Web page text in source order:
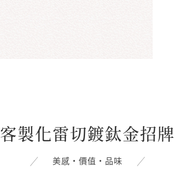
客製化雷切鍍鈦金招牌
美感‧價值‧品味